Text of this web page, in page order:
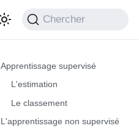
Chercher
Apprentissage supervisé
L'estimation
Le classement
L'apprentissage non supervisé